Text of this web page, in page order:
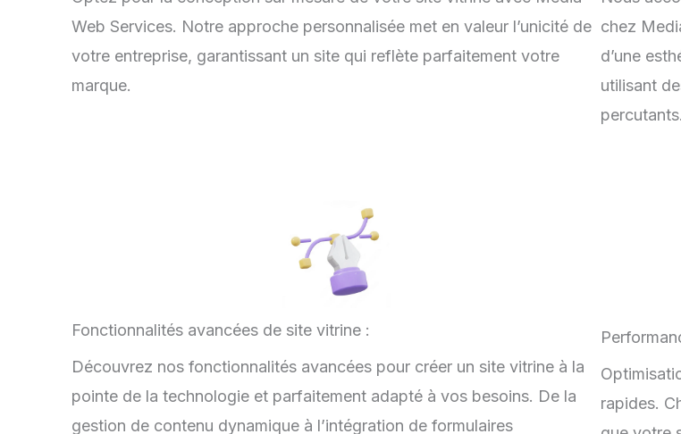
Web Services. Notre approche personnalisée met en valeur l’unicité de
votre entreprise, garantissant un site qui reflète parfaitement votre
marque.
chez
d’une
utilisant
percutants.
Fonctionnalités avancées de site vitrine :
Découvrez nos fonctionnalités avancées pour créer un site vitrine à la
pointe de la technologie et parfaitement adapté à vos besoins. De la
gestion de contenu dynamique à l’intégration de formulaires
rapides.